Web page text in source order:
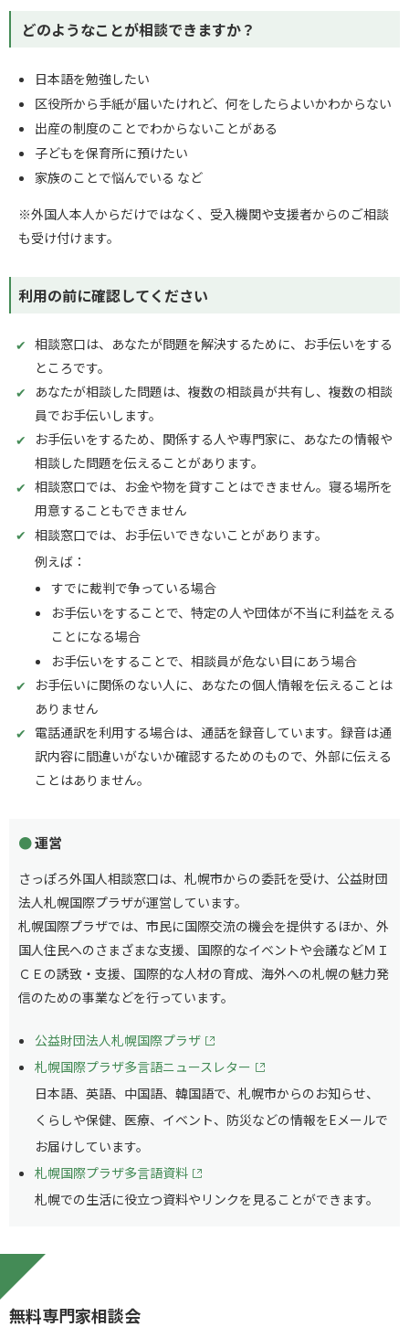
どのようなことが相談できますか？
日本語を勉強したい
区役所から手紙が届いたけれど、何をしたらよいかわからない
出産の制度のことでわからないことがある
子どもを保育所に預けたい
家族のことで悩んでいる など
※外国人本人からだけではなく、受入機関や支援者からのご相談
も受け付けます。
利用の前に確認してください
相談窓口は、あなたが問題を解決するために、お手伝いをする
ところです。
あなたが相談した問題は、複数の相談員が共有し、複数の相談
員でお手伝いします。
お手伝いをするため、関係する人や専門家に、あなたの情報や
相談した問題を伝えることがあります。
相談窓口では、お金や物を貸すことはできません。寝る場所を
用意することもできません
相談窓口では、お手伝いできないことがあります。
例えば：
すでに裁判で争っている場合
お手伝いをすることで、特定の人や団体が不当に利益をえる
ことになる場合
お手伝いをすることで、相談員が危ない目にあう場合
お手伝いに関係のない人に、あなたの個人情報を伝えることは
ありません
電話通訳を利用する場合は、通話を録音しています。録音は通
訳内容に間違いがないか確認するためのもので、外部に伝える
ことはありません。
運営
さっぽろ外国人相談窓口は、札幌市からの委託を受け、公益財団
法人札幌国際プラザが運営しています。
札幌国際プラザでは、市民に国際交流の機会を提供するほか、外
国人住民へのさまざまな支援、国際的なイベントや会議などＭＩ
ＣＥの誘致・支援、国際的な人材の育成、海外への札幌の魅力発
信のための事業などを行っています。
公益財団法人札幌国際プラザ
札幌国際プラザ多言語ニュースレター
日本語、英語、中国語、韓国語で、札幌市からのお知らせ、
くらしや保健、医療、イベント、防災などの情報をEメールで
お届けしています。
札幌国際プラザ多言語資料
札幌での生活に役立つ資料やリンクを見ることができます。
無料専門家相談会